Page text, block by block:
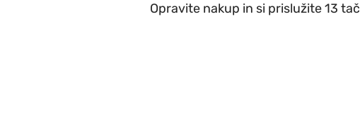
glodavce
Opravite nakup in si prislužite 13